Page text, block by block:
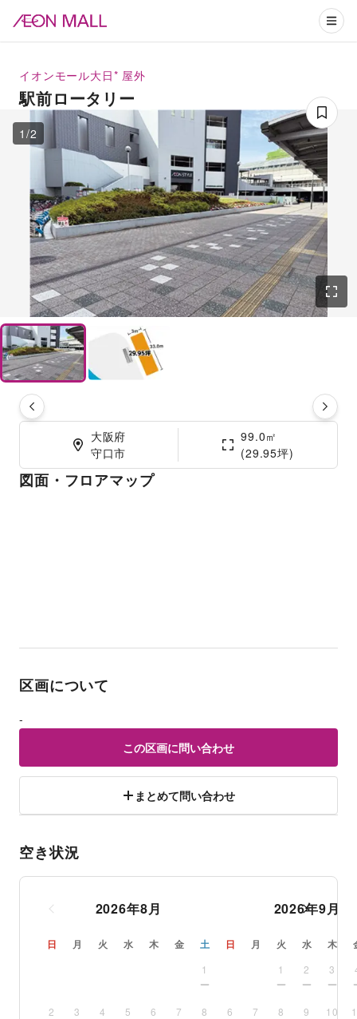
イオンモール大日* 屋外
駅前ロータリー
1 /2
大阪府
守口市
99.0㎡
(29.95坪)
図面・フロアマップ
区画について
-
この区画に問い合わせ
まとめて問い合わせ
空き状況
2026年8月
日 月 火 水 木 金 土
1
2 3 4 5 6 7 8
2026年9月
日 月 火 水 木
1 2 3
6 7 8 9 10